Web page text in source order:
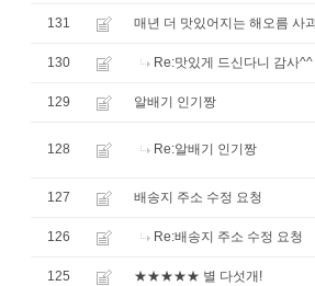
131 매년 더 맛있어지는 해오름 사
130 Re:맛있게 드신다니 감사^^
129 알배기 인기짱
128 Re:알배기 인기짱
127 배송지 주소 수정 요청
126 Re:배송지 주소 수정 요청
125 ★★★★★ 별 다섯개!